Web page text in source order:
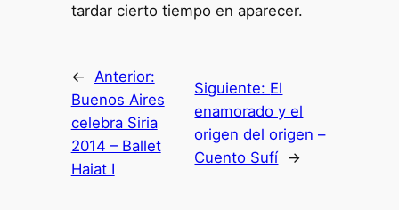
tardar cierto tiempo en aparecer.
← Anterior:
Buenos Aires
celebra Siria
2014 – Ballet
Haiat I
Siguiente: El
enamorado y el
origen del origen –
Cuento Sufí →